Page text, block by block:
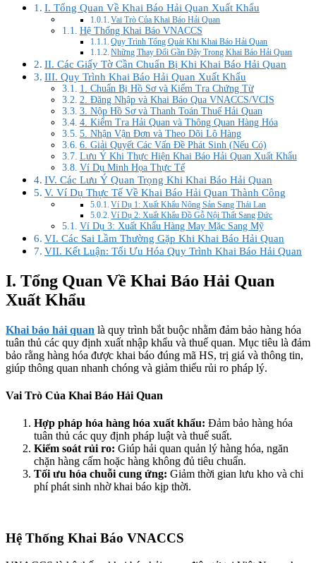
I. Tổng Quan Về Khai Báo Hải Quan Xuất Khẩu
Vai Trò Của Khai Báo Hải Quan
Hệ Thống Khai Báo VNACCS
Quy Trình Tổng Quát Khi Khai Báo Hải Quan
Những Thay Đổi Gần Đây Trong Khai Báo Hải Quan
II. Các Giấy Tờ Cần Chuẩn Bị Khi Khai Báo Hải Quan
III. Quy Trình Khai Báo Hải Quan Xuất Khẩu
1. Chuẩn Bị Hồ Sơ và Kiểm Tra Chứng Từ
2. Đăng Nhập và Khai Báo Qua VNACCS/VCIS
3. Nộp Hồ Sơ và Thanh Toán Thuế Hải Quan
4. Kiểm Tra Hải Quan và Thông Quan Hàng Hóa
5. Nhận Vận Đơn và Theo Dõi Lô Hàng
6. Giải Quyết Các Vấn Đề Phát Sinh (Nếu Có)
Lưu Ý Khi Thực Hiện Khai Báo Hải Quan Xuất Khẩu
Ví Dụ Minh Họa Thực Tế
IV. Các Lưu Ý Quan Trọng Khi Khai Báo Hải Quan
V. Ví Dụ Thực Tế Về Khai Báo Hải Quan Thành Công
Ví Dụ 1: Xuất Khẩu Nông Sản Sang Thái Lan
Ví Dụ 2: Xuất Khẩu Đồ Gỗ Nội Thất Sang Đức
Ví Dụ 3: Xuất Khẩu Hàng May Mặc Sang Mỹ
VI. Các Sai Lầm Thường Gặp Khi Khai Báo Hải Quan
VII. Kết Luận: Tối Ưu Hóa Quy Trình Khai Báo Hải Quan
I. Tổng Quan Về Khai Báo Hải Quan
Xuất Khẩu
Khai báo hải quan là quy trình bắt buộc nhằm đảm bảo hàng hóa
tuân thủ các quy định xuất nhập khẩu và thuế quan. Mục tiêu là đảm
bảo rằng hàng hóa được khai báo đúng mã HS, trị giá và thông tin,
giúp thông quan nhanh chóng và giảm thiểu rủi ro pháp lý.
Vai Trò Của Khai Báo Hải Quan
Hợp pháp hóa hàng hóa xuất khẩu: Đảm bảo hàng hóa
tuân thủ các quy định pháp luật và thuế suất.
Kiểm soát rủi ro: Giúp hải quan quản lý hàng hóa, ngăn
chặn hàng cấm hoặc hàng không đủ tiêu chuẩn.
Tối ưu hóa chuỗi cung ứng: Giảm thời gian lưu kho và chi
phí phát sinh nhờ khai báo kịp thời.
Hệ Thống Khai Báo VNACCS